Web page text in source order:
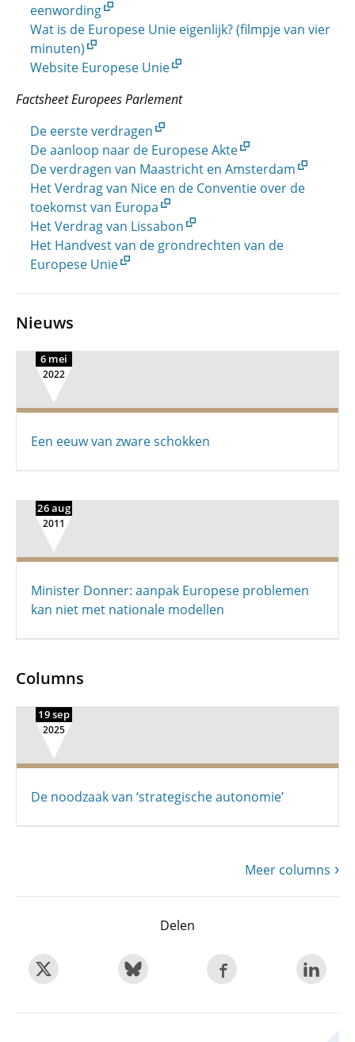
eenwording
Wat is de Europese Unie eigenlijk? (filmpje van vier
minuten)
Website Europese Unie
Factsheet Europees Parlement
De eerste verdragen
De aanloop naar de Europese Akte
De verdragen van Maastricht en Amsterdam
Het Verdrag van Nice en de Conventie over de
toekomst van Europa
Het Verdrag van Lissabon
Het Handvest van de grondrechten van de
Europese Unie
Nieuws
6 mei
2022
Een eeuw van zware schokken
26 aug
2011
Minister Donner: aanpak Europese problemen
kan niet met nationale modellen
Columns
19 sep
2025
De noodzaak van ‘strategische autonomie’
Meer columns
Delen